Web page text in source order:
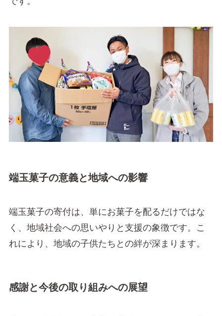
端玉菓子の意義と地域への影響
端玉菓子の寄付は、単にお菓子を配るだけではな
く、地域社会への思いやりと支援の象徴です。こ
れにより、地域の子供たちとの絆が深まります。
感謝と今後の取り組みへの展望